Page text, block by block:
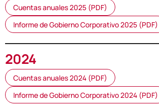
Cuentas anuales 2025 (PDF)
Informe de Gobierno Corporativo 2025 (PDF)
2024
Cuentas anuales 2024 (PDF)
Informe de Gobierno Corporativo 2024 (PDF)